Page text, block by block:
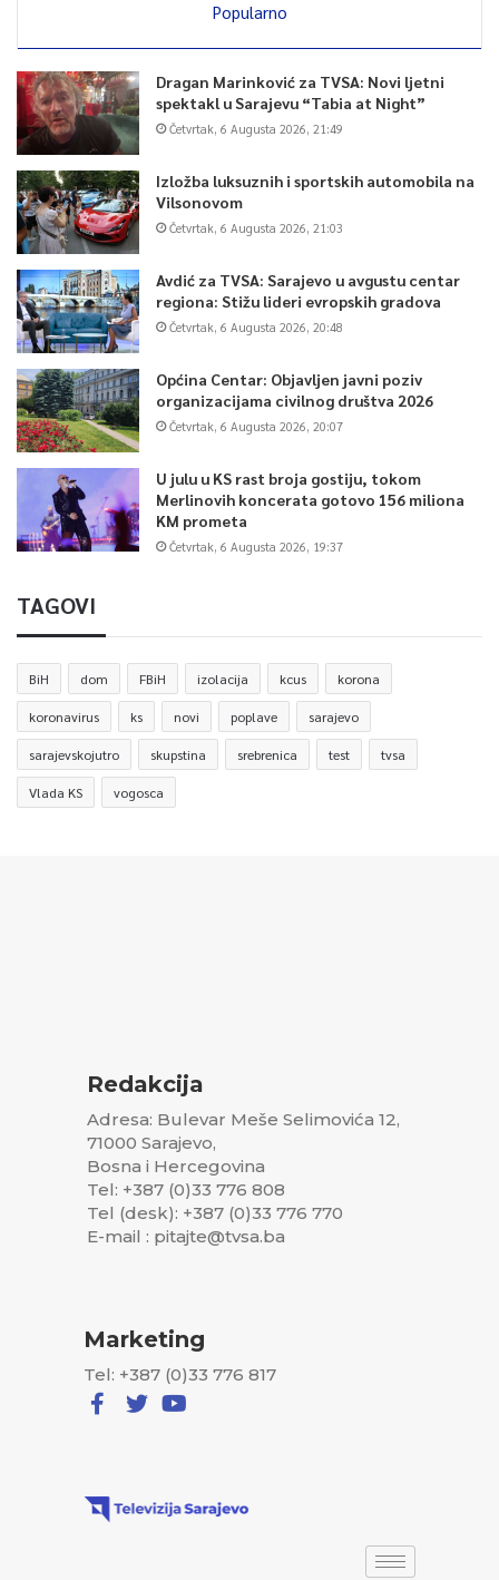
Popularno
Dragan Marinković za TVSA: Novi ljetni
spektakl u Sarajevu “Tabia at Night”
Četvrtak, 6 Augusta 2026, 21:49
Izložba luksuznih i sportskih automobila na
Vilsonovom
Četvrtak, 6 Augusta 2026, 21:03
Avdić za TVSA: Sarajevo u avgustu centar
regiona: Stižu lideri evropskih gradova
Četvrtak, 6 Augusta 2026, 20:48
Općina Centar: Objavljen javni poziv
organizacijama civilnog društva 2026
Četvrtak, 6 Augusta 2026, 20:07
U julu u KS rast broja gostiju, tokom
Merlinovih koncerata gotovo 156 miliona
KM prometa
Četvrtak, 6 Augusta 2026, 19:37
TAGOVI
BiH dom FBiH izolacija kcus korona
koronavirus ks novi poplave sarajevo
sarajevskojutro skupstina srebrenica test tvsa
Vlada KS vogosca
Redakcija
Adresa: Bulevar Meše Selimovića 12,
71000 Sarajevo,
Bosna i Hercegovina
Tel: +387 (0)33 776 808
Tel (desk): +387 (0)33 776 770
E-mail : pitajte@tvsa.ba
Marketing
Tel: +387 (0)33 776 817